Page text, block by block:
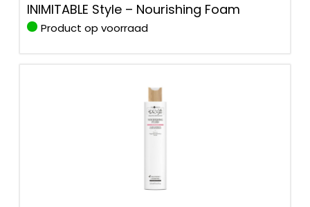
INIMITABLE Style – Nourishing Foam
Product op voorraad